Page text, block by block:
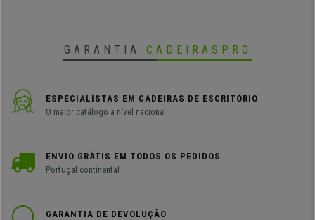
GARANTIA CADEIRASPRO
ESPECIALISTAS EM CADEIRAS DE ESCRITÓRIO
O maior catálogo a nível nacional
ENVIO GRÁTIS EM TODOS OS PEDIDOS
Portugal continental
GARANTIA DE DEVOLUÇÃO